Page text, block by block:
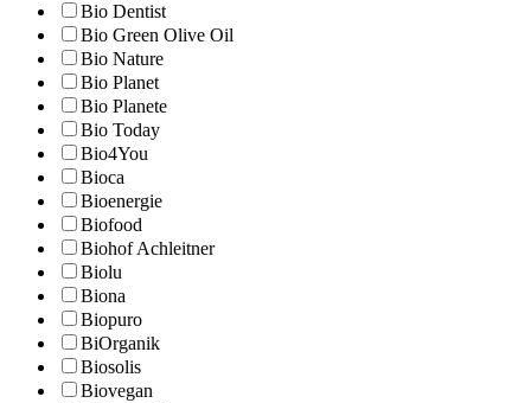
Bio Dentist
Bio Green Olive Oil
Bio Nature
Bio Planet
Bio Planete
Bio Today
Bio4You
Bioca
Bioenergie
Biofood
Biohof Achleitner
Biolu
Biona
Biopuro
BiOrganik
Biosolis
Biovegan